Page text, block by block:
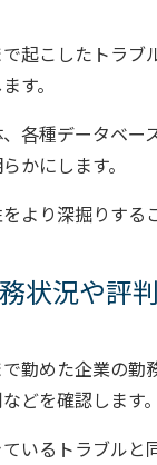
起こしたトラブ
す。
各種データベー
かにします。
より深掘りする
状況や評判
勤めた企業の勤
どを確認します。
いるトラブルと